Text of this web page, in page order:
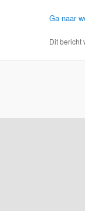
Ga naar
Dit bericht